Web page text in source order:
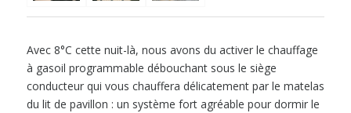
Avec 8°C cette nuit-là, nous avons du activer le chauffage
à gasoil programmable débouchant sous le siège
conducteur qui vous chauffera délicatement par le matelas
du lit de pavillon : un système fort agréable pour dormir le